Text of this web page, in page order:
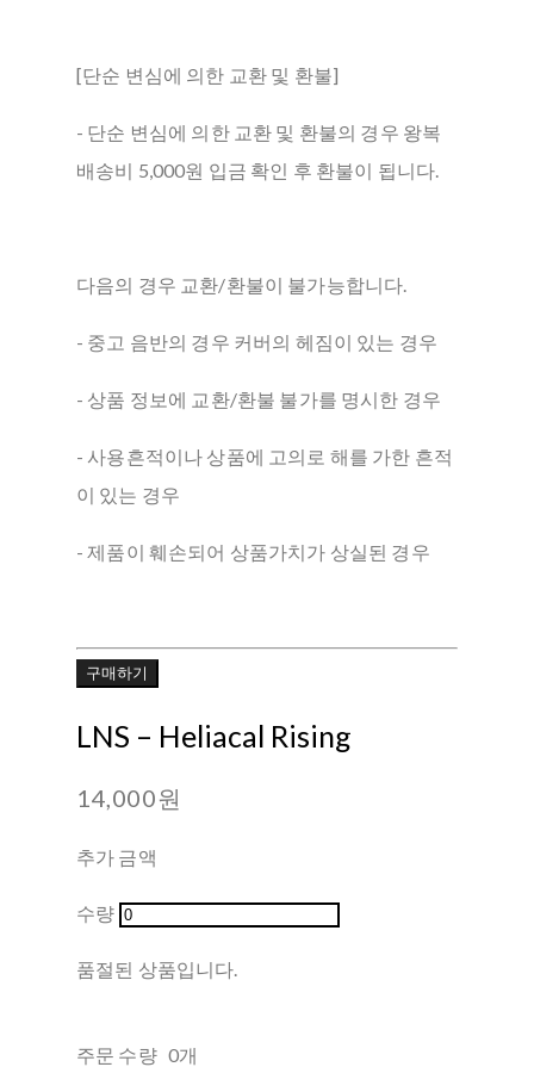
[단순 변심에 의한 교환 및 환불]
- 단순 변심에 의한 교환 및 환불의 경우 왕복
배송비 5,000원 입금 확인 후 환불이 됩니다.
다음의 경우 교환/환불이 불가능합니다.
- 중고 음반의 경우 커버의 헤짐이 있는 경우
- 상품 정보에 교환/환불 불가를 명시한 경우
- 사용흔적이나 상품에 고의로 해를 가한 흔적
이 있는 경우
- 제품이 훼손되어 상품가치가 상실된 경우
구매하기
LNS – Heliacal Rising
14,000원
추가 금액
수량
품절된 상품입니다.
주문 수량 0개